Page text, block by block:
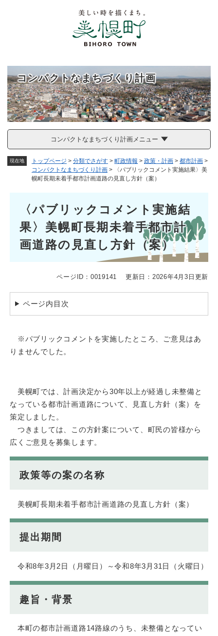
現在地 トップページ > 分類でさがす > 町政情報 > 政策・計画 > 都市計画 >
コンパクトなまちづくり計画 >
〈パブリックコメント実施結果〉美
幌町長期未着手都市計画道路の見直し方針（案）
コンパクトなまちづくり計画
コンパクトなまちづくり計画メニュー
〈パブリックコメント実施結
果〉美幌町長期未着手都市計
画道路の見直し方針（案）
ページID：0019141 更新日：2026年4月3日更新
ページ内目次
※パブリックコメントを実施したところ、ご意見はあ
りませんでした。
美幌町では、計画決定から30年以上が経過し未整備と
なっている都市計画道路について、見直し方針（案）を
策定しました。
つきましては、この方針案について、町民の皆様から
広くご意見を募集します。
政策等の案の名称
美幌町長期未着手都市計画道路の見直し方針（案）
提出期間
令和8年3月2日（月曜日）～令和8年3月31日（火曜日）
趣旨・背景
本町の都市計画道路14路線のうち、未整備となってい